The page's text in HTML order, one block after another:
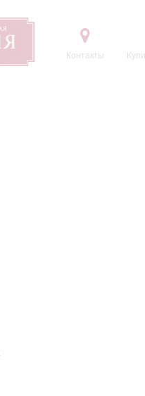
Контакты